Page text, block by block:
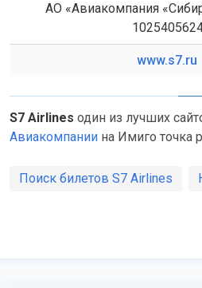
АО «Авиакомпания
www.s7.ru
S7 Airlines один из лучших
Авиакомпании на Имиго точка
Поиск билетов S7 Airlines